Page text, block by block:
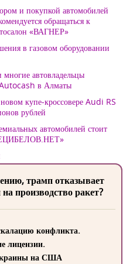
и покупкой автомобилей
обращаться к
«ВАГНЕР»
в газовом оборудовании
автовладельцы
Autocash в Алматы
купе-кроссовере Audi RS
рублей
автомобилей стоит
трамп отказывает
производство ракет?
конфликта.
лицензии.
на США